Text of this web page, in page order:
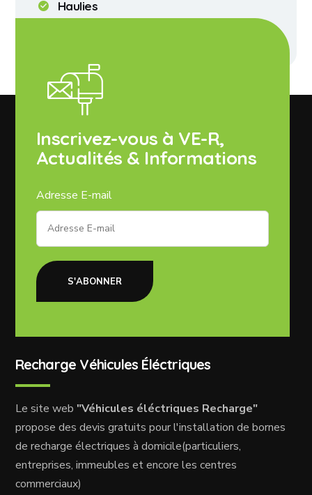
Haulies
Inscrivez-vous à VE-R,
Actualités & Informations
Adresse E-mail
S'ABONNER
Recharge Véhicules Éléctriques
Le site web "Véhicules éléctriques Recharge"
propose des devis gratuits pour l'installation de bornes
de recharge électriques à domicile(particuliers,
entreprises, immeubles et encore les centres
commerciaux)